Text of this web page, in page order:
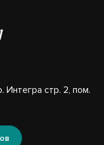
Интегра стр. 2, пом.